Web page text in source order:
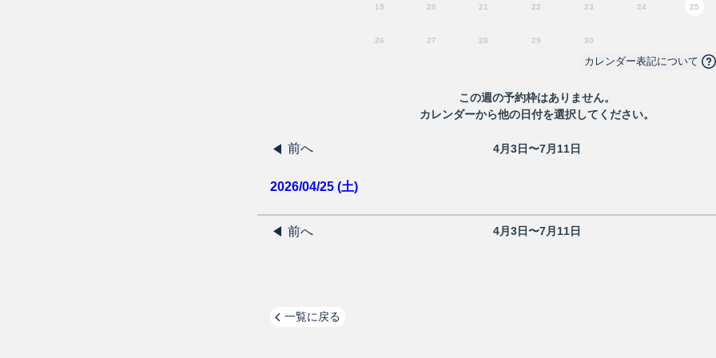
19 20 21 22 23 24 25
26 27 28 29 30
カレンダー表記について
この週の予約枠はありません。
カレンダーから他の日付を選択してください。
前へ 4月3日〜7月11日
2026/04/25 (土)
前へ 4月3日〜7月11日
一覧に戻る